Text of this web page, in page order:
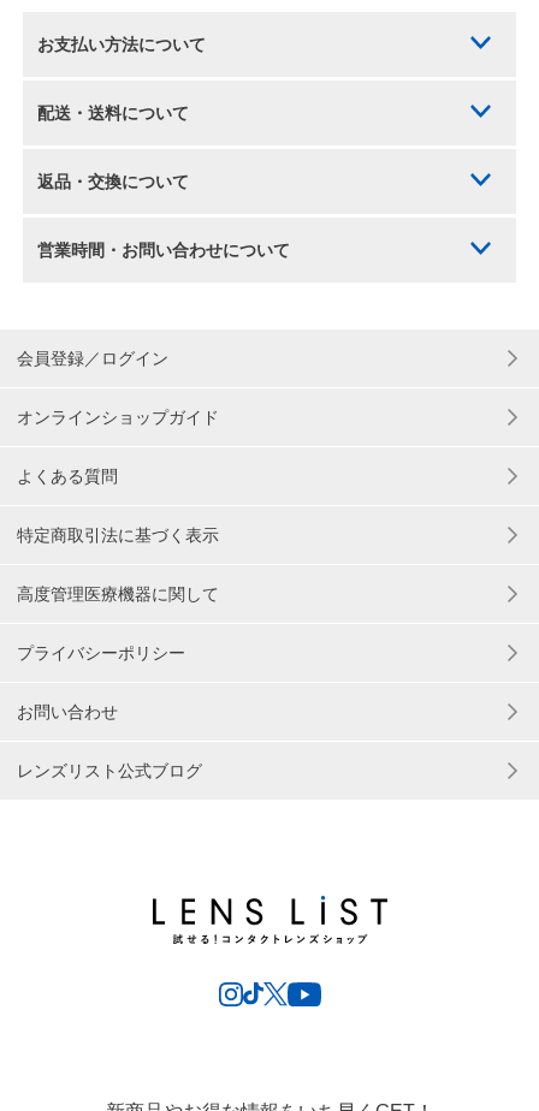
お支払い方法について
配送・送料について
返品・交換について
営業時間・お問い合わせについて
会員登録／ログイン
オンラインショップガイド
よくある質問
特定商取引法に基づく表示
高度管理医療機器に関して
プライバシーポリシー
お問い合わせ
レンズリスト公式ブログ